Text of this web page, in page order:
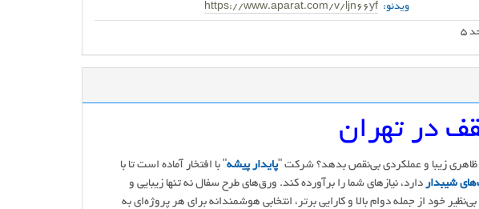
ویدئو: https://www.aparat.com/v/ljn66yf
در تهران
ظاهری زیبا و عملکردی بی‌نقص بدهد؟ شرکت "پایدار پیشه " با افتخار آماده است تا با
شیبدار دارد، نیازهای شما را برآورده کند. ورق‌های طرح سفال نه تنها زیبایی و
خود از جمله دوام بالا و کارایی برتر، انتخابی هوشمندانه برای هر پروژه‌ای به